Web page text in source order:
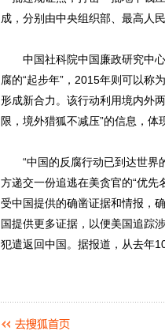
成，分别由中央组织部、最高人
中国社科院中国廉政研究中心
腐的“起步年”，2015年则可以称
形成新合力。该行动利用境内外
限，境外猎狐不减压”的信息，体
“中国的反腐行动已到达世界
方递交一份追逃在美贪官的“优
受中国提供的确凿证据和情报，
国提供更多证据，以便美国追踪
犯遣返回中国。据报道，从去年